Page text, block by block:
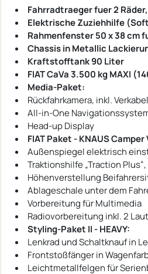
Fahrradtraeger fuer 2
Elektrische Zuziehhilfe
Rahmenfenster 50 x 38 cm
Chassis in Metallic
Kraftstofftank 90 Liter
FIAT CaVa 3.500 kg MAXI
Media-Paket:
Rückfahrkamera, inkl.
All-in-One
Head-up Display
FIAT Paket - KNAUS Camper
Außenspiegel elektrisch
Traktionshilfe „Traction
Höhenverstellung
Ablageschale unter dem
Vorbereitung für Multimedia
Radiovorbereitung inkl. 2
Styling-Paket II - HEAVY:
Lenkrad und Schaltknauf in
Frontstoßfänger in
Leichtmetallfelgen für